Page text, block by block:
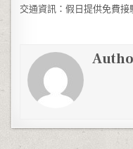
交通資訊：假日提供免費